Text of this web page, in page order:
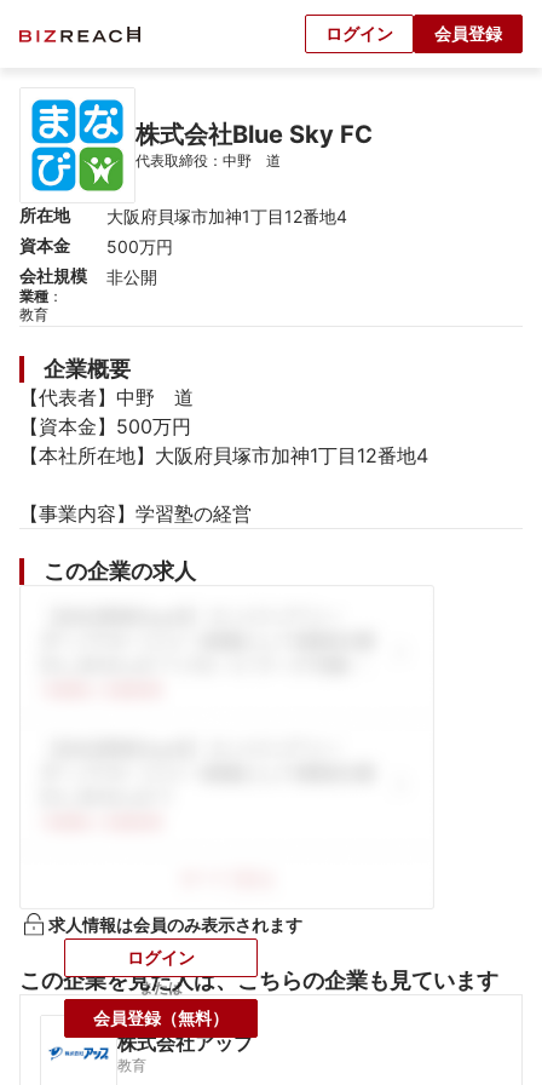
ログイン 会員登録
株式会社Blue Sky FC
代表取締役：中野　道
所在地
大阪府貝塚市加神1丁目12番地4
資本金
500万円
会社規模
非公開
業種 ：
教育
企業概要
【代表者】中野　道
【資本金】500万円
【本社所在地】大阪府貝塚市加神1丁目12番地4
【事業内容】学習塾の経営
この企業の求人
求人情報は会員のみ表示されます
ログイン
または
会員登録（無料）
この企業を見た人は、こちらの企業も見ています
株式会社アップ
教育